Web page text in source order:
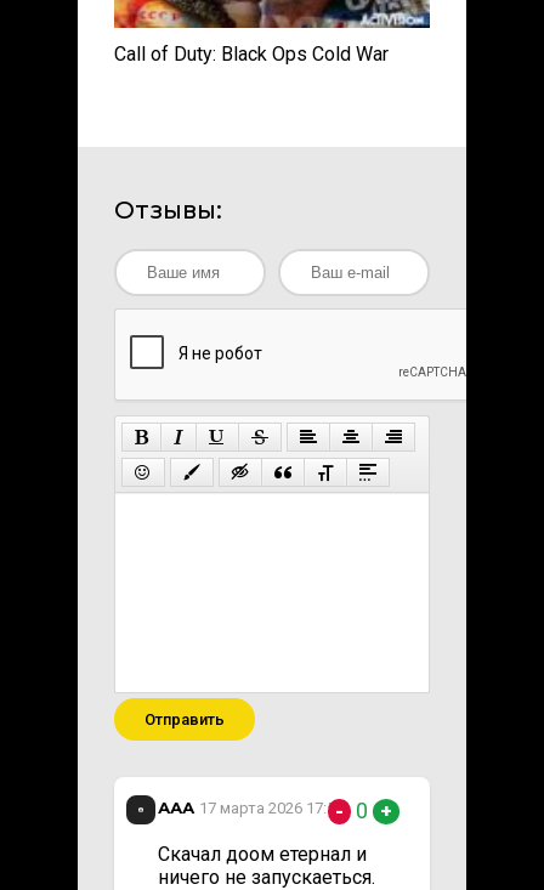
Call of Duty: Black Ops Cold War
Отзывы:
Отправить
ААА 17 марта 2026 17:52
Скачал доом етернал и
ничего не запускаеться.
- 0 +